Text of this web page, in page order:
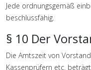
Jede ordnungsgemäß
beschlussfähig.
§ 10 Der
Die Amtszeit von
Kassenprüfern etc.